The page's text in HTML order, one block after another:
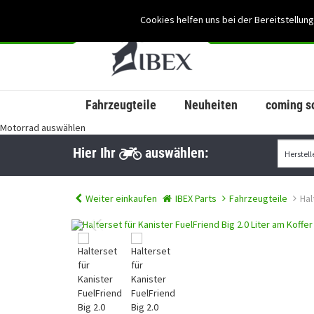
Cookies helfen uns bei der
Fahrzeugteile Neuheiten coming
Motorrad auswählen
Hier Ihr auswählen:
Weiter einkaufen IBEX Parts Fahrzeugteile